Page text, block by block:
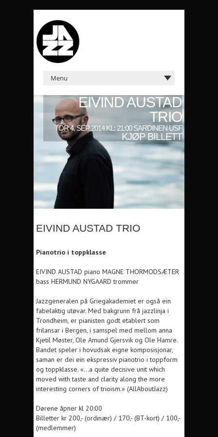
EIVIND AUSTAD
TRIO
TOR 4. SEP 2014 KL: 21:00 SARDINEN USF
KJØP BILLETT
EIVIND AUSTAD TRIO
Pianotrio i toppklasse
EIVIND AUSTAD piano MAGNE THORMODSÆTER
bass HERMUND NYGAARD trommer
Jazzgeneralen på Griegakademiet er også ein
fabelaktig utøvar. Med bakgrunn frå jazzlinja i
Trondheim, er pianisten godt etablert som
frilansar i Bergen, i samspel med mellom anna
Kjetil Møster, Ole Amund Gjersvik og Ole Hamre.
Bandet speler i hovudsak eigne komposisjonar,
saman er dei ein ekspressiv pianotrio i toppform
og toppklasse. «…a quite decisive unit which
moved with taste and clarity along the more
interesting corners of trioism.» (AllAboutJazz)
Dørene åpner kl 20:00
Billetter kr 200,- (ordinær) / 170,- (BT-kort) / 100,-
(medlemmer)